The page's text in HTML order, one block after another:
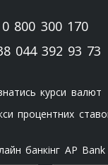
0 800 300 170
044 392 93 73
курси валют
процентних
банкінг AP Bank